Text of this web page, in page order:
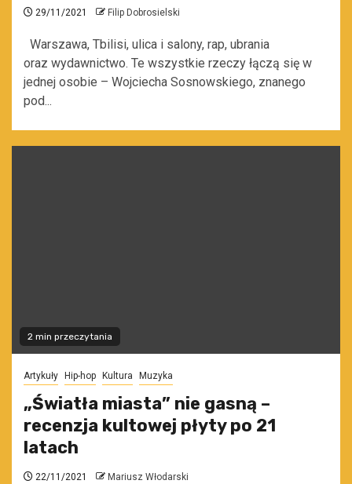
29/11/2021 Filip Dobrosielski
Warszawa, Tbilisi, ulica i salony, rap, ubrania
oraz wydawnictwo. Te wszystkie rzeczy łączą się w
jednej osobie – Wojciecha Sosnowskiego, znanego
pod...
2 min przeczytania
Artykuły Hip-hop Kultura Muzyka
„Światła miasta” nie gasną –
recenzja kultowej płyty po 21
latach
22/11/2021 Mariusz Włodarski